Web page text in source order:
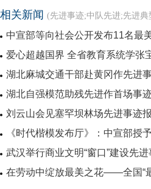
相关新闻 (先进事迹;中队先进;先进典
中宣部等向社会公开发布11名最
爱心超越国界 全省教育系统学张
湖北麻城交通干部赴黄冈作先进
湖北自强模范助残先进作首场事
刘云山会见塞罕坝林场先进事迹
《时代楷模发布厅》：中宣部授
武汉举行商业文明“窗口”建设先
在劳动中绽放最美之花——全国“